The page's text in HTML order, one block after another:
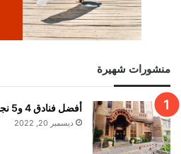
منشورات شهيرة
أفضل فنادق 4 و5 نجوم في شيراز
ديسمبر 20, 2022